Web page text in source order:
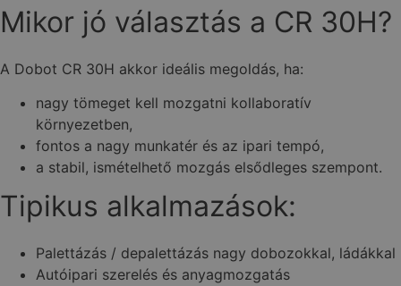
Mikor jó választás a CR 30H?
A Dobot CR 30H akkor ideális megoldás, ha:
nagy tömeget kell mozgatni kollaboratív
környezetben,
fontos a nagy munkatér és az ipari tempó,
a stabil, ismételhető mozgás elsődleges szempont.
Tipikus alkalmazások:
Palettázás / depalettázás nagy dobozokkal, ládákkal
Autóipari szerelés és anyagmozgatás